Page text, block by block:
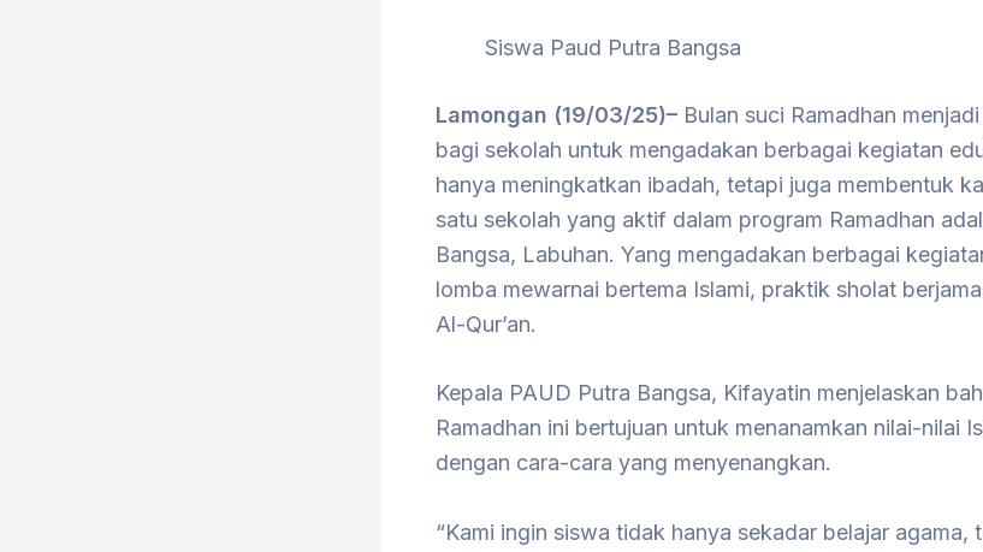
Siswa Paud Putra Bangsa
Lamongan (19/03/25)– Bulan suci Ramadhan
bagi sekolah untuk mengadakan berbagai kegiatan
hanya meningkatkan ibadah, tetapi juga membentuk
satu sekolah yang aktif dalam program Ramadhan
Bangsa, Labuhan. Yang mengadakan berbagai
lomba mewarnai bertema Islami, praktik sholat
Al-Qur’an.
Kepala PAUD Putra Bangsa, Kifayatin menjelaskan
Ramadhan ini bertujuan untuk menanamkan nilai-nilai
dengan cara-cara yang menyenangkan.
“Kami ingin siswa tidak hanya sekadar belajar agama,